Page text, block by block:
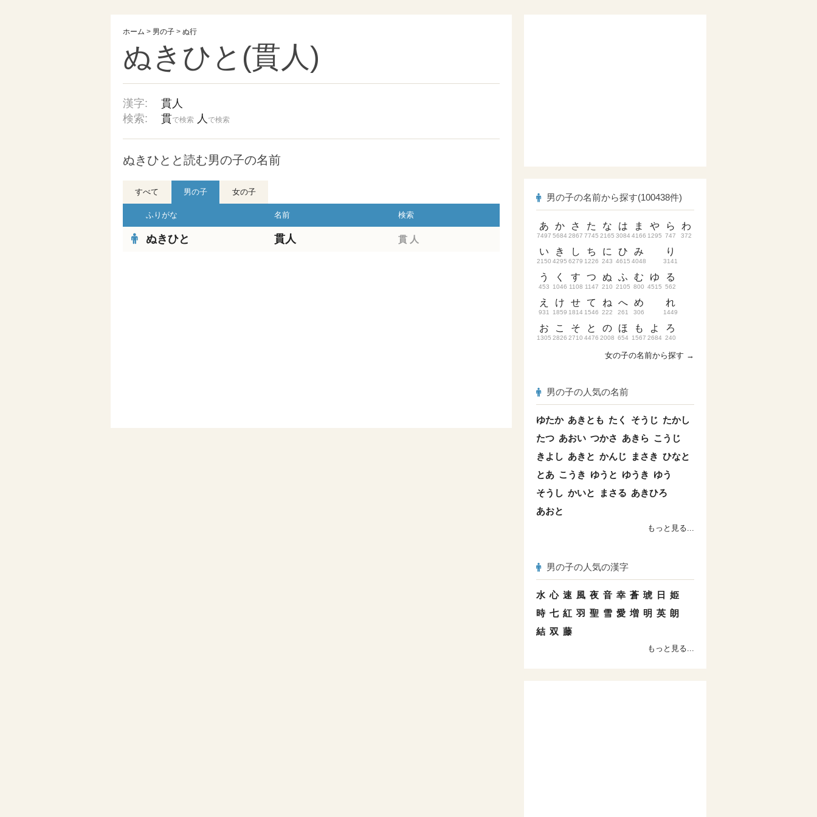
ホーム > 男の子 > ぬ行
ぬきひと(貫人)
漢字:
貫人
検索:
貫で検索 人 で検索
ぬきひとと読む男の子の名前
すべて 男の子 女の子
ふりがな 名前 検索
ぬきひと 貫人 貫 人
男の子の名前から探す(100438件)
あ
7497
い
2150
う
453
え
931
お
1305
か
5684
き
4295
く
1046
け
1859
こ
2826
さ
2867
し
6279
す
1108
せ
1814
そ
2710
た
7745
ち
1226
つ
1147
て
1546
と
4476
な
2165
に
243
ぬ
210
ね
222
の
2008
は
3084
ひ
4615
ふ
2105
へ
261
ほ
654
ま
4166
み
4048
む
800
め
306
も
1567
や
1295
ゆ
4515
よ
2684
ら
747
り
3141
る
562
れ
1449
ろ
240
わ
372
女の子の名前から探す →
男の子の人気の名前
ゆたか あきとも たく そうじ たかし
たつ あおい つかさ あきら こうじ
きよし あきと かんじ まさき ひなと
とあ こうき ゆうと ゆうき ゆう
そうし かいと まさる あきひろ
あおと
もっと見る...
男の子の人気の漢字
水 心 速 風 夜 音 幸 蒼 琥 日 姫
時 七 紅 羽 聖 雪 愛 増 明 英 朗
結 双 藤
もっと見る...